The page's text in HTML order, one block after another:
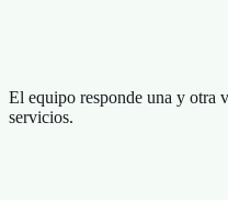
El equipo responde una y otra
servicios.